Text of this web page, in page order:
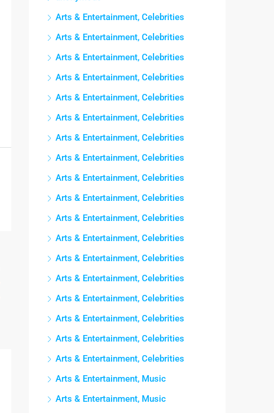
Arts & Entertainment, Celebrities
Arts & Entertainment, Celebrities
Arts & Entertainment, Celebrities
Arts & Entertainment, Celebrities
Arts & Entertainment, Celebrities
Arts & Entertainment, Celebrities
Arts & Entertainment, Celebrities
Arts & Entertainment, Celebrities
Arts & Entertainment, Celebrities
Arts & Entertainment, Celebrities
Arts & Entertainment, Celebrities
Arts & Entertainment, Celebrities
Arts & Entertainment, Celebrities
Arts & Entertainment, Celebrities
Arts & Entertainment, Celebrities
Arts & Entertainment, Celebrities
Arts & Entertainment, Celebrities
Arts & Entertainment, Celebrities
Arts & Entertainment, Music
Arts & Entertainment, Music